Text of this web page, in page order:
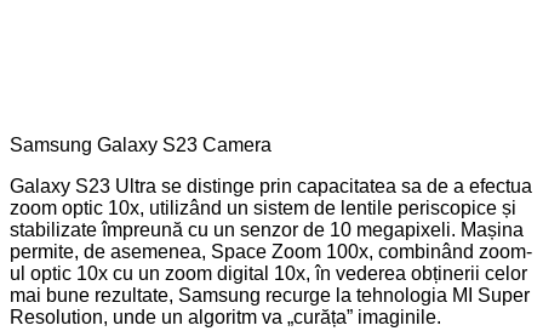
Samsung Galaxy S23 Camera
Galaxy S23 Ultra se distinge prin capacitatea sa de a efectua
zoom optic 10x, utilizând un sistem de lentile periscopice și
stabilizate împreună cu un senzor de 10 megapixeli. Mașina
permite, de asemenea, Space Zoom 100x, combinând zoom-
ul optic 10x cu un zoom digital 10x, în vederea obținerii celor
mai bune rezultate, Samsung recurge la tehnologia MI Super
Resolution, unde un algoritm va „curăța” imaginile.